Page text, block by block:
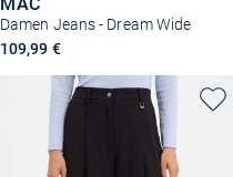
Damen Jeans - Dream Wide
109,99 €